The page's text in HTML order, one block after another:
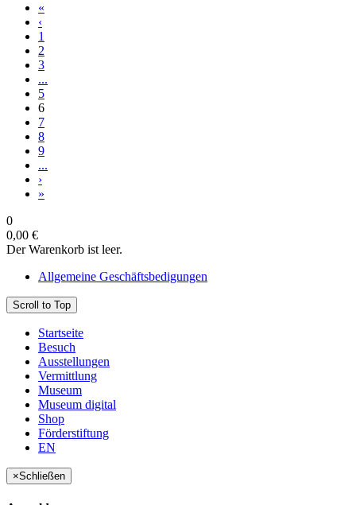
«
‹
1
2
3
...
5
6
7
8
9
...
›
»
0
0,00 €
Der Warenkorb ist leer.
Allgemeine Geschäftsbedigungen
Scroll to Top
Startseite
Besuch
Ausstellungen
Vermittlung
Museum
Museum digital
Shop
Förderstiftung
EN
×Schließen